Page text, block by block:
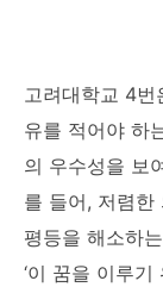
고려대학교 4번
유를 적어야 하
의 우수성을 보
를 들어, 저렴한
평등을 해소하
‘이 꿈을 이루